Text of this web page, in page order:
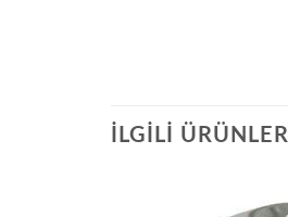
İLGILI ÜRÜNLER